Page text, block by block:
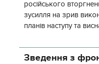
російського
зусилля на зрив
планів наступу та
Зведення з